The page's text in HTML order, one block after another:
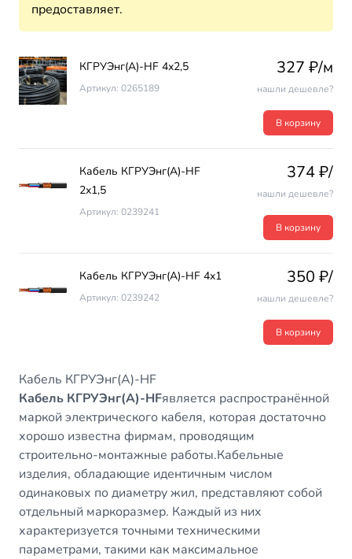
предоставляет.
КГРУЭнг(А)-HF 4х2,5
Артикул: 0265189
327 ₽/м
нашли дешевле?
В корзину
Кабель КГРУЭнг(А)-HF
2х1,5
Артикул: 0239241
374 ₽/
нашли дешевле?
В корзину
Кабель КГРУЭнг(А)-HF 4х1
Артикул: 0239242
350 ₽/
нашли дешевле?
В корзину
Кабель КГРУЭнг(А)-HF
Кабель КГРУЭнг(А)-HFявляется распространённой
маркой электрического кабеля, которая достаточно
хорошо известна фирмам, проводящим
строительно-монтажные работы.Кабельные
изделия, обладающие идентичным числом
одинаковых по диаметру жил, представляют собой
отдельный маркоразмер. Каждый из них
характеризуется точными техническими
параметрами, такими как максимальное